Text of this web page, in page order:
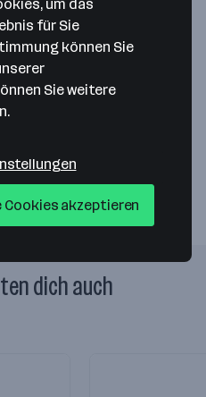
Map data ©2026 Google
GmbH
dich auch
um das
für Sie
können Sie
Sie weitere
Cookies akzeptieren